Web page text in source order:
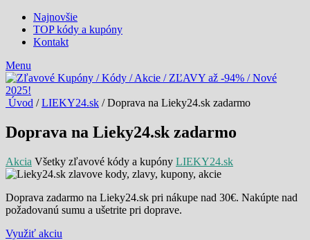
Najnovšie
TOP kódy a kupóny
Kontakt
Menu
Úvod /LIEKY24.sk / Doprava na Lieky24.sk zadarmo
Doprava na Lieky24.sk zadarmo
Akcia Všetky zľavové kódy a kupóny LIEKY24.sk
Doprava zadarmo na Lieky24.sk pri nákupe nad 30€. Nakúpte nad
požadovanú sumu a ušetrite pri doprave.
Využiť akciu